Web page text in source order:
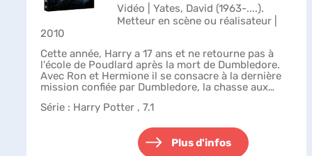
Vidéo | Yates, David (1963-....).
Metteur en scène ou réalisateur |
2010
Cette année, Harry a 17 ans et ne retourne pas à
l'école de Poudlard après la mort de Dumbledore.
Avec Ron et Hermione il se consacre à la dernière
mission confiée par Dumbledore, la chasse aux
Série : Harry Potter , 7.1
Plus d'infos